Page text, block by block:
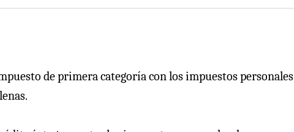
de primera categoría con los impuestos personales